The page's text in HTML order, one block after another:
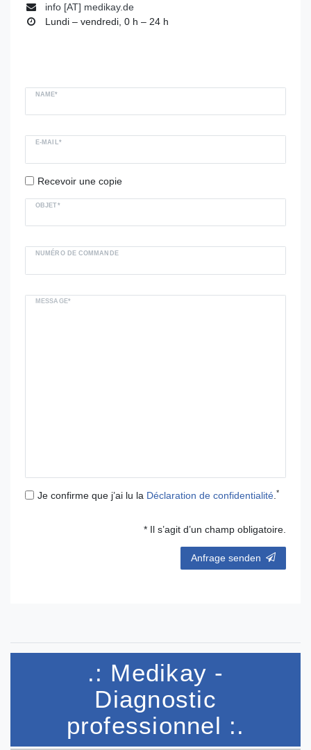
info [AT] medikay.de
Lundi – vendredi, 0 h – 24 h
NAME*
E-MAIL*
Recevoir une copie
OBJET*
NUMÉRO DE COMMANDE
MESSAGE*
Je confirme que j’ai lu la Déclaration de confidentialité. *
* Il s’agit d’un champ obligatoire.
Anfrage senden
.: Medikay -
Diagnostic
professionnel :.